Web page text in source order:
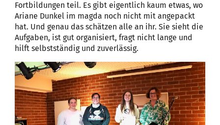
Fortbildungen teil. Es gibt eigentlich kaum etwas, wo
Ariane Dunkel im magda noch nicht mit angepackt
hat. Und genau das schätzen alle an ihr. Sie sieht die
Aufgaben, ist gut organisiert, fragt nicht lange und
hilft selbstständig und zuverlässig.